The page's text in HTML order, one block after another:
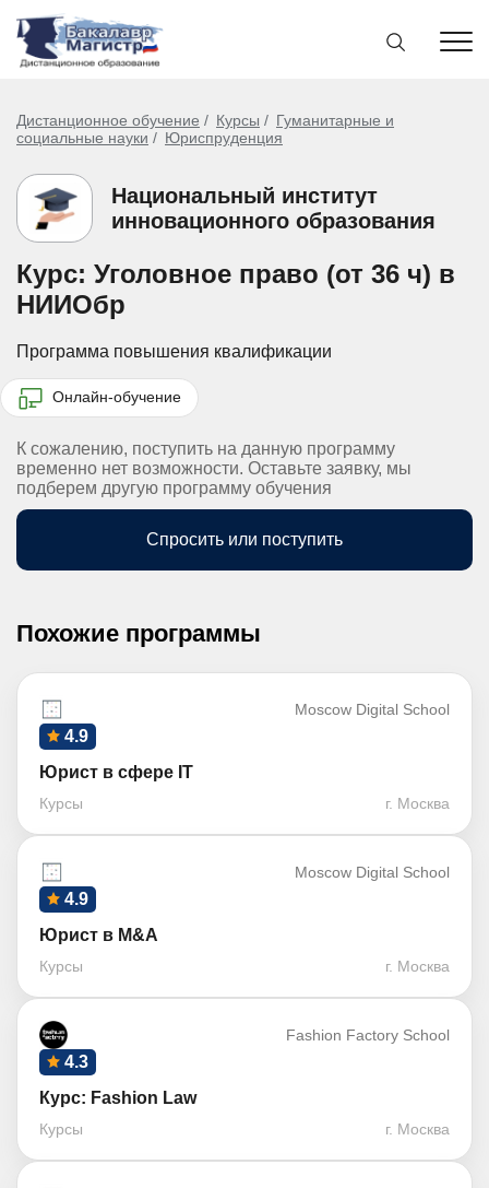
Дистанционное обучение Курсы
Гуманитарные и
социальные науки
Юриспруденция
Национальный институт
инновационного образования
Курс: Уголовное право (от 36 ч) в
НИИОбр
Программа повышения квалификации
Онлайн-обучение
К сожалению, поступить на данную программу
временно нет возможности. Оставьте заявку, мы
подберем другую программу обучения
Спросить или поступить
Похожие программы
Moscow Digital School
4.9
Юрист в сфере IT
Курсы г. Москва
Moscow Digital School
4.9
Юрист в M&A
Курсы г. Москва
Fashion Factory School
4.3
Курс: Fashion Law
Курсы г. Москва